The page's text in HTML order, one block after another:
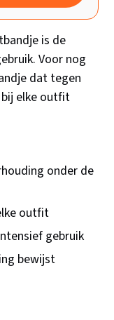
is de
Voor nog
dat tegen
elke outfit
onder de
outfit
gebruik
bewijst